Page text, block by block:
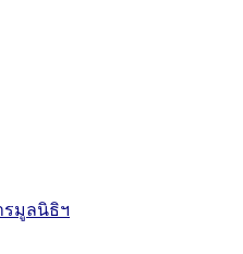
มูลนิธิฯ